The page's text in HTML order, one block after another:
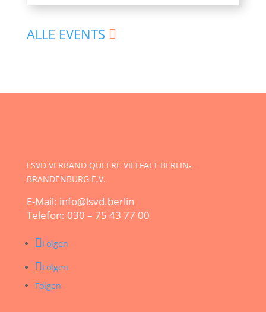
ALLE EVENTS
LSVD VERBAND QUEERE VIELFALT BERLIN-
BRANDENBURG E.V.
E-Mail: info@lsvd.berlin
Telefon: 030 – 75 43 77 00
Folgen
Folgen
Folgen